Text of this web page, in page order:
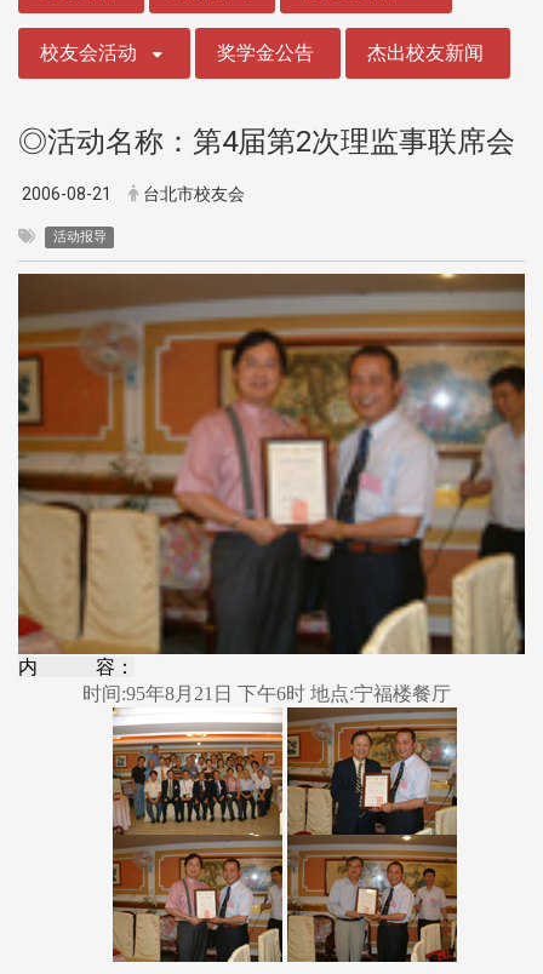
校友会活动 奖学金公告 杰出校友新闻
◎活动名称：第4届第2次理监事联席会
2006-08-21 台北市校友会
活动报导
内 容：
时间:95年8月21日 下午6时 地点:宁福楼餐厅